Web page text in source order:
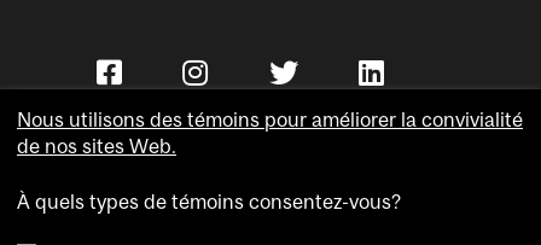
Nous utilisons des témoins pour améliorer la convivialité
de nos sites Web.
À quels types de témoins consentez-vous?